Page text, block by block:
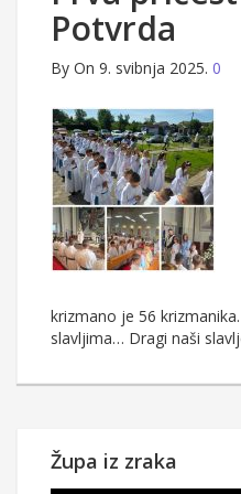
Potvrda
By On 9. svibnja 2025. 0
krizmano je 56
slavljima… Dragi naši
Župa iz zraka